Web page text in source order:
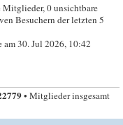
0 unsichtbare
Besuchern der letzten 5
am 30. Jul 2026, 10:42
• Mitglieder insgesamt